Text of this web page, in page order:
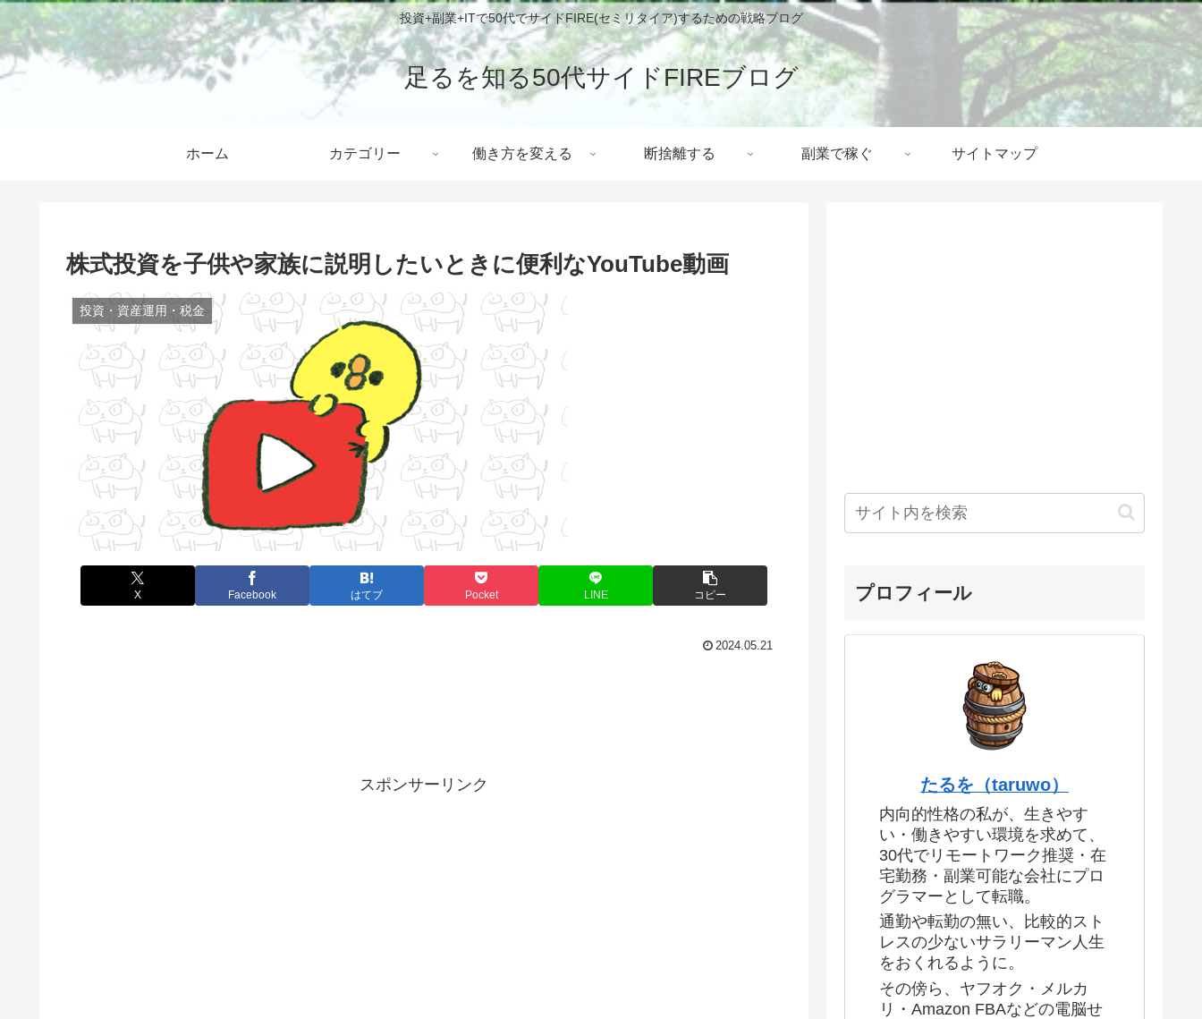
投資+副業+ITで50代でサイドFIRE(セミリタイア)するための戦略ブログ
足るを知る50代サイドFIREブログ
ホーム カテゴリー 働き方を変える 断捨離する 副業で稼ぐ サイトマップ
株式投資を子供や家族に説明したいときに便利なYouTube動画
投資・資産運用・税金
X Facebook はてブ Pocket LINE コピー
2024.05.21
スポンサーリンク
プロフィール
たるを（taruwo）
内向的性格の私が、生きやす
い・働きやすい環境を求めて、
30代でリモートワーク推奨・在
宅勤務・副業可能な会社にプロ
グラマーとして転職。
通勤や転勤の無い、比較的スト
レスの少ないサラリーマン人生
をおくれるように。
その傍ら、ヤフオク・メルカ
リ・Amazon FBAなどの電脳せ